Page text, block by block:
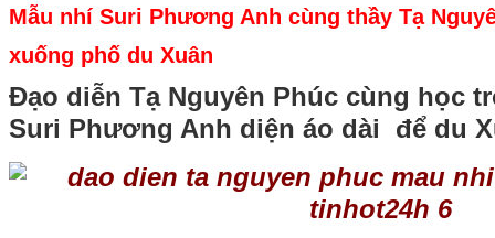
Mẫu nhí Suri Phương Anh cùng thầy Tạ
xuống phố du Xuân
Đạo diễn Tạ Nguyên Phúc cùng học
Suri Phương Anh diện áo dài để du